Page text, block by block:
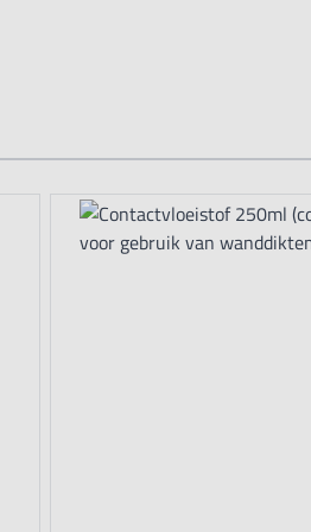
or go straight to carousel